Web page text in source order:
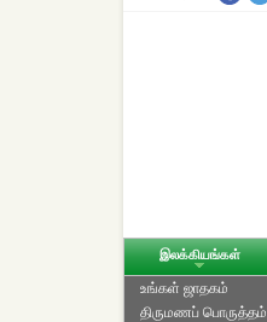
இலக்கியங்கள்
உங்கள் ஜாதகம்
திருமணப் பொருத்தம்